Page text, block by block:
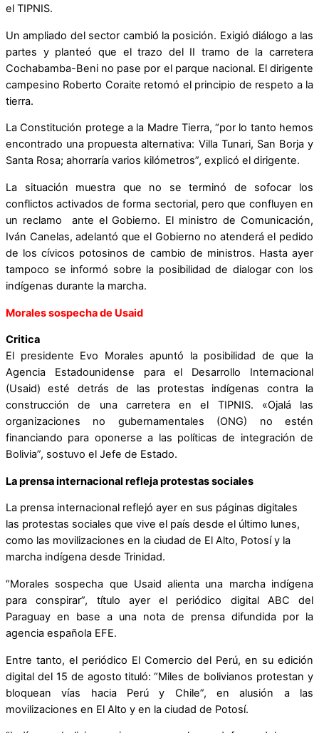
el TIPNIS.
Un ampliado del sector cambió la posición. Exigió diálogo a las
partes y planteó que el trazo del II tramo de la carretera
Cochabamba-Beni no pase por el parque nacional. El dirigente
campesino Roberto Coraite retomó el principio de respeto a la
tierra.
La Constitución protege a la Madre Tierra, “por lo tanto hemos
encontrado una propuesta alternativa: Villa Tunari, San Borja y
Santa Rosa; ahorraría varios kilómetros”, explicó el dirigente.
La situación muestra que no se terminó de sofocar los
conflictos activados de forma sectorial, pero que confluyen en
un reclamo ante el Gobierno. El ministro de Comunicación,
Iván Canelas, adelantó que el Gobierno no atenderá el pedido
de los cívicos potosinos de cambio de ministros. Hasta ayer
tampoco se informó sobre la posibilidad de dialogar con los
indígenas durante la marcha.
Morales sospecha de Usaid
Critica
El presidente Evo Morales apuntó la posibilidad de que la
Agencia Estadounidense para el Desarrollo Internacional
(Usaid) esté detrás de las protestas indígenas contra la
construcción de una carretera en el TIPNIS. «Ojalá las
organizaciones no gubernamentales (ONG) no estén
financiando para oponerse a las políticas de integración de
Bolivia”, sostuvo el Jefe de Estado.
La prensa internacional refleja protestas sociales
La prensa internacional reflejó ayer en sus páginas digitales
las protestas sociales que vive el país desde el último lunes,
como las movilizaciones en la ciudad de El Alto, Potosí y la
marcha indígena desde Trinidad.
“Morales sospecha que Usaid alienta una marcha indígena
para conspirar”, título ayer el periódico digital ABC del
Paraguay en base a una nota de prensa difundida por la
agencia española EFE.
Entre tanto, el periódico El Comercio del Perú, en su edición
digital del 15 de agosto tituló: “Miles de bolivianos protestan y
bloquean vías hacia Perú y Chile”, en alusión a las
movilizaciones en El Alto y en la ciudad de Potosí.